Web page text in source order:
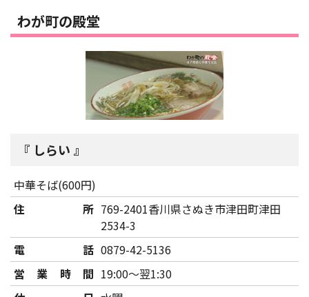
わが町の殿堂
しらい
中華そば(600円)
住所 769-2401香川県さぬき市津田町津田
2534-3
電話 0879-42-5136
営業時間 19:00～翌1:30